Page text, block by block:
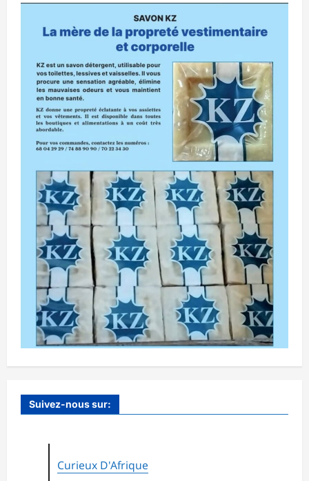
Suivez-nous sur:
Curieux D'Afrique